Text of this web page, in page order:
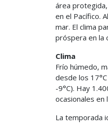
área
en el Pacífico.
mar. El clima
próspera en la
Clima
Frío húmedo,
desde los
-9°C). Hay
ocasionales en
La temporada